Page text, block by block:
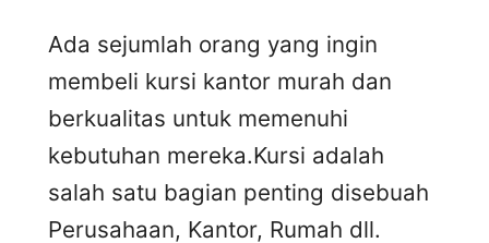
Ada sejumlah orang yang ingin
membeli kursi kantor murah dan
berkualitas untuk memenuhi
kebutuhan mereka.Kursi adalah
salah satu bagian penting disebuah
Perusahaan, Kantor, Rumah dll.